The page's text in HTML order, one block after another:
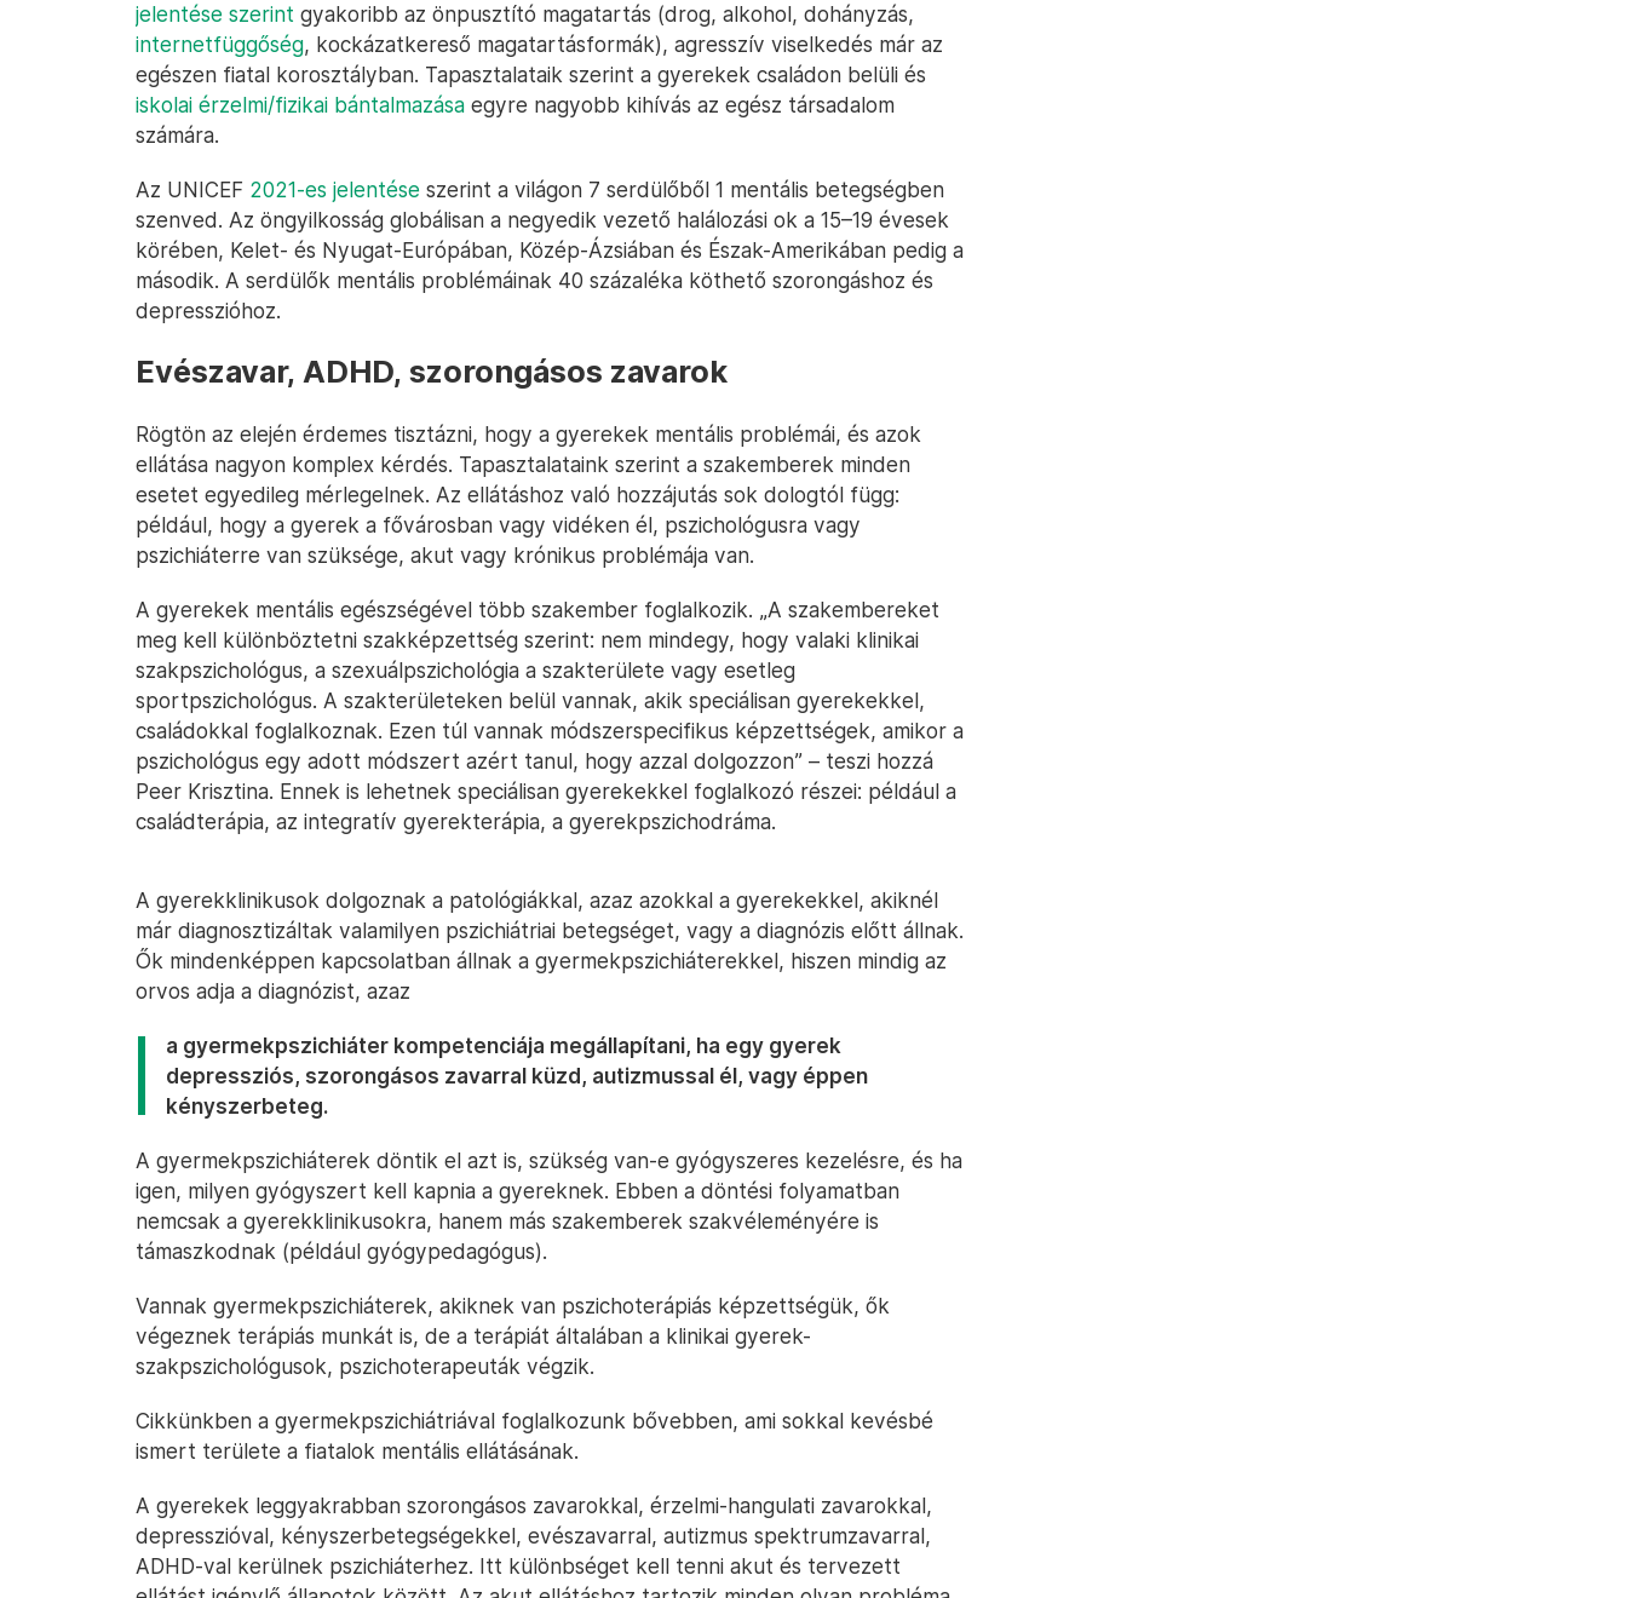
jelentése szerint gyakoribb az önpusztító magatartás (drog, alkohol, dohányzás,
internetfüggőség, kockázatkereső magatartásformák), agresszív viselkedés már az
egészen fiatal korosztályban. Tapasztalataik szerint a gyerekek családon belüli és
iskolai érzelmi/fizikai bántalmazása egyre nagyobb kihívás az egész társadalom
számára.
Az UNICEF 2021-es jelentése szerint a világon 7 serdülőből 1 mentális betegségben
szenved. Az öngyilkosság globálisan a negyedik vezető halálozási ok a 15–19 évesek
körében, Kelet- és Nyugat-Európában, Közép-Ázsiában és Észak-Amerikában pedig a
második. A serdülők mentális problémáinak 40 százaléka köthető szorongáshoz és
depresszióhoz.
Evészavar, ADHD, szorongásos zavarok
Rögtön az elején érdemes tisztázni, hogy a gyerekek mentális problémái, és azok
ellátása nagyon komplex kérdés. Tapasztalataink szerint a szakemberek minden
esetet egyedileg mérlegelnek. Az ellátáshoz való hozzájutás sok dologtól függ:
például, hogy a gyerek a fővárosban vagy vidéken él, pszichológusra vagy
pszichiáterre van szüksége, akut vagy krónikus problémája van.
A gyerekek mentális egészségével több szakember foglalkozik. „A szakembereket
meg kell különböztetni szakképzettség szerint: nem mindegy, hogy valaki klinikai
szakpszichológus, a szexuálpszichológia a szakterülete vagy esetleg
sportpszichológus. A szakterületeken belül vannak, akik speciálisan gyerekekkel,
családokkal foglalkoznak. Ezen túl vannak módszerspecifikus képzettségek, amikor a
pszichológus egy adott módszert azért tanul, hogy azzal dolgozzon” – teszi hozzá
Peer Krisztina. Ennek is lehetnek speciálisan gyerekekkel foglalkozó részei: például a
családterápia, az integratív gyerekterápia, a gyerekpszichodráma.
A gyerekklinikusok dolgoznak a patológiákkal, azaz azokkal a gyerekekkel, akiknél
már diagnosztizáltak valamilyen pszichiátriai betegséget, vagy a diagnózis előtt állnak.
Ők mindenképpen kapcsolatban állnak a gyermekpszichiáterekkel, hiszen mindig az
orvos adja a diagnózist, azaz
a gyermekpszichiáter kompetenciája megállapítani, ha egy gyerek
depressziós, szorongásos zavarral küzd, autizmussal él, vagy éppen
kényszerbeteg.
A gyermekpszichiáterek döntik el azt is, szükség van-e gyógyszeres kezelésre, és ha
igen, milyen gyógyszert kell kapnia a gyereknek. Ebben a döntési folyamatban
nemcsak a gyerekklinikusokra, hanem más szakemberek szakvéleményére is
támaszkodnak (például gyógypedagógus).
Vannak gyermekpszichiáterek, akiknek van pszichoterápiás képzettségük, ők
végeznek terápiás munkát is, de a terápiát általában a klinikai gyerek-
szakpszichológusok, pszichoterapeuták végzik.
Cikkünkben a gyermekpszichiátriával foglalkozunk bővebben, ami sokkal kevésbé
ismert területe a fiatalok mentális ellátásának.
A gyerekek leggyakrabban szorongásos zavarokkal, érzelmi-hangulati zavarokkal,
depresszióval, kényszerbetegségekkel, evészavarral, autizmus spektrumzavarral,
ADHD-val kerülnek pszichiáterhez. Itt különbséget kell tenni akut és tervezett